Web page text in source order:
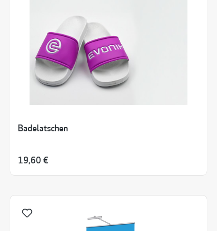
Badelatschen
19,60 €